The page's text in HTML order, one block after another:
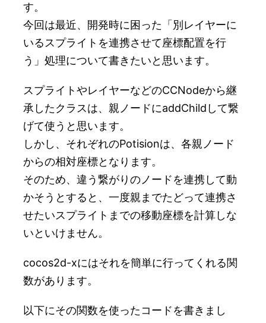
す。
今回は最近、開発時に困った「別レイヤーに
いるスプライトを連携させて座標配置を行
う」処理について書きたいと思います。
スプライトやレイヤーなどのCCNodeから継
承したクラスは、親ノードにaddChildして繋
げて使うと思います。
しかし、それぞれのPotisionは、各親ノード
からの相対座標となります。
そのため、違う繋がりのノードを連携して動
かそうとすると、一度親までたどって連携さ
せたいスプライトまでの移動座標を計算しな
いといけません。
cocos2d-xにはそれを簡単に行ってくれる関
数があります。
以下にその関数を使ったコードを書きまし